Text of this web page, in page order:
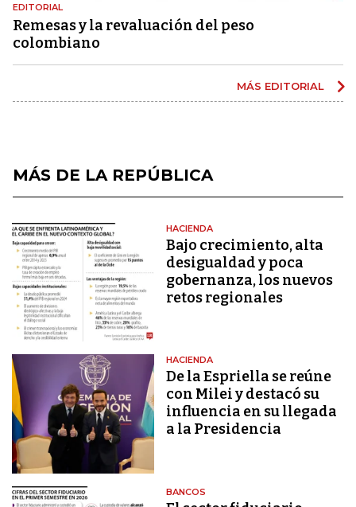
EDITORIAL
Remesas y la revaluación del peso
colombiano
MÁS EDITORIAL
MÁS DE LA REPÚBLICA
HACIENDA
Bajo crecimiento, alta
desigualdad y poca
gobernanza, los nuevos
retos regionales
HACIENDA
De la Espriella se reúne
con Milei y destacó su
influencia en su llegada
a la Presidencia
BANCOS